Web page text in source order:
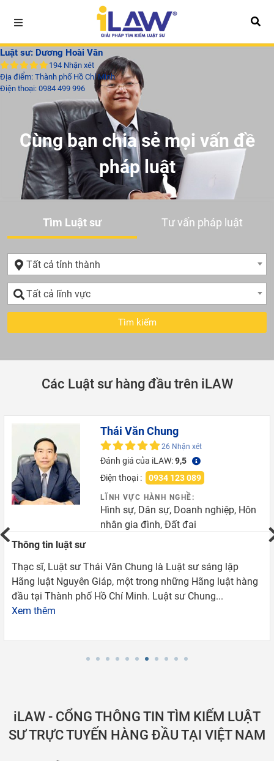
Luật sư: Dương Hoài Vân
194 Nhận xét
Địa điểm: Thành phố Hồ Chí Minh
Điện thoại: 0984 499 996
Cùng bạn chia sẻ mọi vấn đề
pháp luật
Tìm Luật sư Tư vấn pháp luật
Tất cả tỉnh thành
Lĩnh
vực
Tất cả lĩnh vực
Các Luật sư hàng đầu trên iLAW
Thái Văn Chung
26 Nhận xét
Đánh giá của iLAW:9,5
Điện thoại :
0934 123 089
LĨNH VỰC HÀNH NGHỀ:
Hình sự, Dân sự, Doanh nghiệp, Hôn
nhân gia đình, Đất đai
Thông tin luật sư
Thạc sĩ, Luật sư Thái Văn Chung là Luật sư sáng lập
Hãng luật Nguyên Giáp, một trong những Hãng luật hàng
đầu tại Thành phố Hồ Chí Minh. Luật sư Chung...
Xem thêm
iLAW - CỔNG THÔNG TIN TÌM KIẾM LUẬT
SƯ TRỰC TUYẾN HÀNG ĐẦU TẠI VIỆT NAM